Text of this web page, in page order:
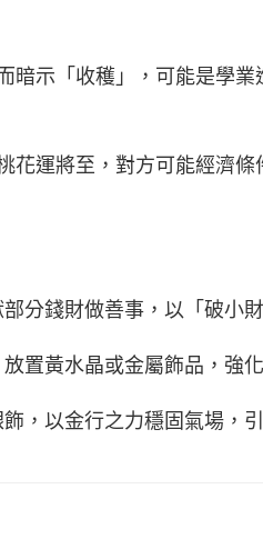
暗示「收穫」，可能是學
花運將至，對方可能經濟
分錢財做善事，以「破小
置黃水晶或金屬飾品，強
，以金行之力穩固氣場，